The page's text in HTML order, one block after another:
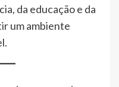
da educação e da
um ambiente